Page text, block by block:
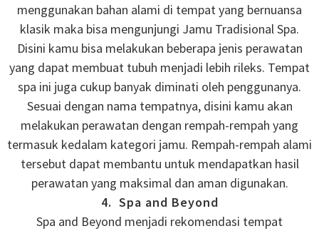
menggunakan bahan alami di tempat yang bernuansa
klasik maka bisa mengunjungi Jamu Tradisional Spa.
Disini kamu bisa melakukan beberapa jenis perawatan
yang dapat membuat tubuh menjadi lebih rileks. Tempat
spa ini juga cukup banyak diminati oleh penggunanya.
Sesuai dengan nama tempatnya, disini kamu akan
melakukan perawatan dengan rempah-rempah yang
termasuk kedalam kategori jamu. Rempah-rempah alami
tersebut dapat membantu untuk mendapatkan hasil
perawatan yang maksimal dan aman digunakan.
4. Spa and Beyond
Spa and Beyond menjadi rekomendasi tempat